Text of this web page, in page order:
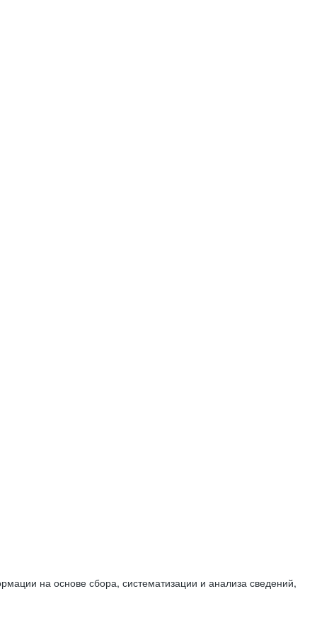
на основе сбора, систематизации и анализа сведений,